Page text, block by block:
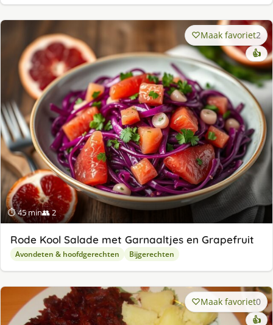
⏱ 45 min👥 2
Maak favoriet2
👍
Rode Kool Salade met Garnaaltjes en Grapefruit
Avondeten & hoofdgerechten Bijgerechten
Maak favoriet0
👍